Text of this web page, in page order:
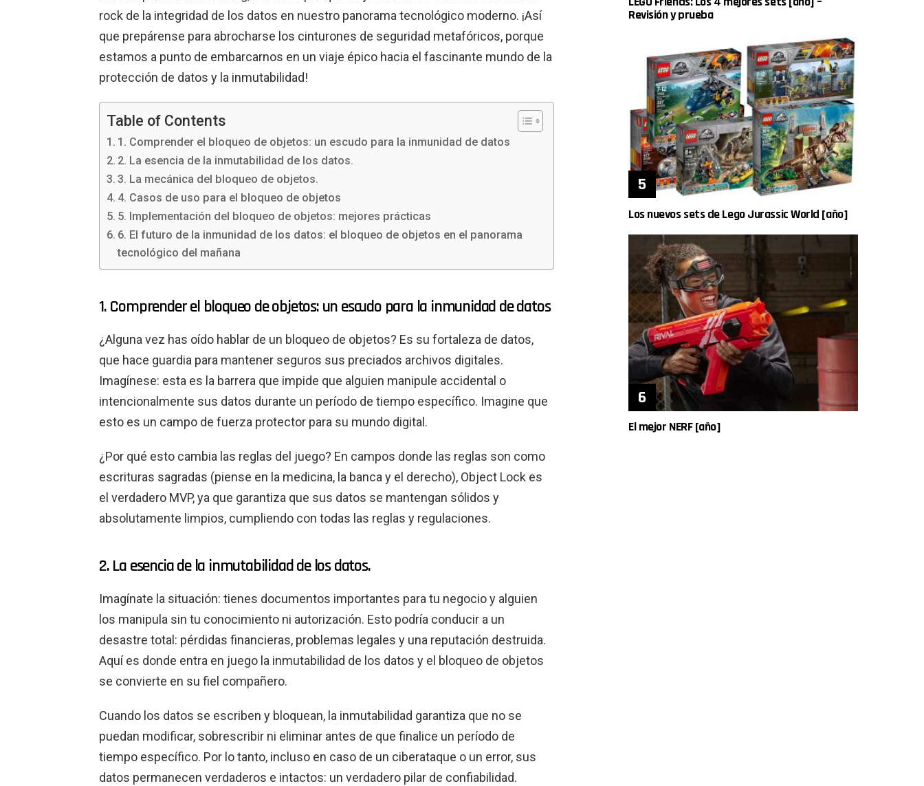
rock de la integridad de los datos en nuestro panorama tecnológico moderno. ¡Así
que prepárense para abrocharse los cinturones de seguridad metafóricos, porque
estamos a punto de embarcarnos en un viaje épico hacia el fascinante mundo de la
protección de datos y la inmutabilidad!
Table of Contents
1. Comprender el bloqueo de objetos: un escudo para la inmunidad de datos
2. La esencia de la inmutabilidad de los datos.
3. La mecánica del bloqueo de objetos.
4. Casos de uso para el bloqueo de objetos
5. Implementación del bloqueo de objetos: mejores prácticas
6. El futuro de la inmunidad de los datos: el bloqueo de objetos en el panorama
tecnológico del mañana
1. Comprender el bloqueo de objetos: un escudo para la inmunidad de datos
¿Alguna vez has oído hablar de un bloqueo de objetos? Es su fortaleza de datos,
que hace guardia para mantener seguros sus preciados archivos digitales.
Imagínese: esta es la barrera que impide que alguien manipule accidental o
intencionalmente sus datos durante un período de tiempo específico. Imagine que
esto es un campo de fuerza protector para su mundo digital.
¿Por qué esto cambia las reglas del juego? En campos donde las reglas son como
escrituras sagradas (piense en la medicina, la banca y el derecho), Object Lock es
el verdadero MVP, ya que garantiza que sus datos se mantengan sólidos y
absolutamente limpios, cumpliendo con todas las reglas y regulaciones.
2. La esencia de la inmutabilidad de los datos.
Imagínate la situación: tienes documentos importantes para tu negocio y alguien
los manipula sin tu conocimiento ni autorización. Esto podría conducir a un
desastre total: pérdidas financieras, problemas legales y una reputación destruida.
Aquí es donde entra en juego la inmutabilidad de los datos y el bloqueo de objetos
se convierte en su fiel compañero.
Cuando los datos se escriben y bloquean, la inmutabilidad garantiza que no se
puedan modificar, sobrescribir ni eliminar antes de que finalice un período de
tiempo específico. Por lo tanto, incluso en caso de un ciberataque o un error, sus
datos permanecen verdaderos e intactos: un verdadero pilar de confiabilidad.
Revisión y prueba
Los nuevos sets de Lego Jurassic World [año]
El mejor NERF [año]